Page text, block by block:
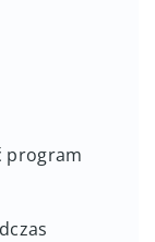
program